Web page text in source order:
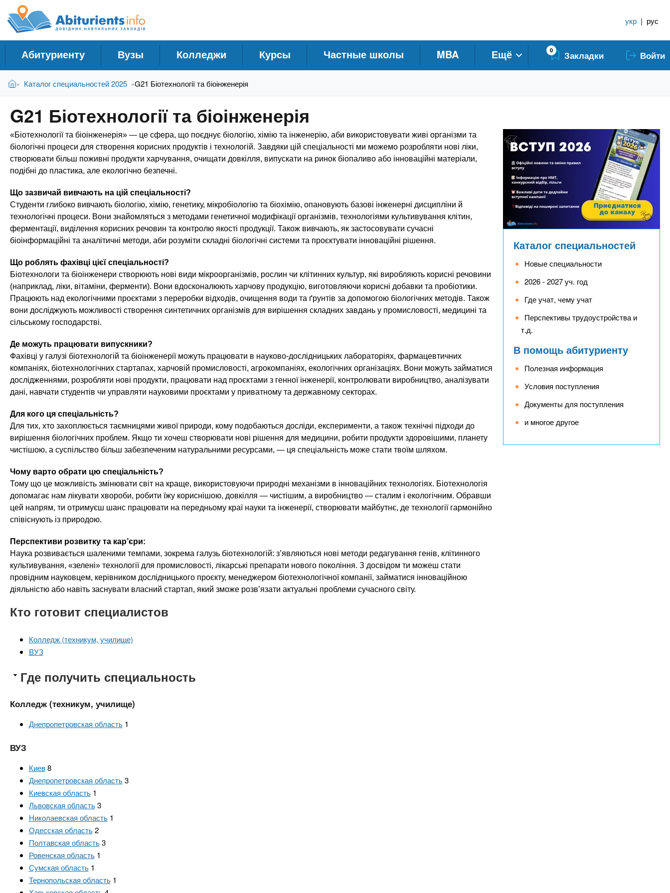
е
и
A
b
i
t
u
r
i
e
n
t
s
.
i
n
f
o
С
п
р
о
ч
и
к
У
ч
е
б
н
ы
х
з
а
в
е
д
е
н
и
й
укр | рус
Абитуриенту Вузы Колледжи Курсы Частные школы MBA Ещё 0 Закладки Войти
В
д
с
ь
Главная
» Каталог специальностей 2025 »G21 Біотехнології та біоінженерія
G21 Біотехнології та біоінженерія
«Біотехнології та біоінженерія» — це сфера, що поєднує біологію, хімію та інженерію, аби використовувати живі організми та
біологічні процеси для створення корисних продуктів і технологій. Завдяки цій спеціальності ми можемо розробляти нові ліки,
створювати більш поживні продукти харчування, очищати довкілля, випускати на ринок біопаливо або інноваційні матеріали,
подібні до пластика, але екологічно безпечні.
Що зазвичай вивчають на цій спеціальності?
Студенти глибоко вивчають біологію, хімію, генетику, мікробіологію та біохімію, опановують базові інженерні дисципліни й
технологічні процеси. Вони знайомляться з методами генетичної модифікації організмів, технологіями культивування клітин,
ферментації, виділення корисних речовин та контролю якості продукції. Також вивчають, як застосовувати сучасні
біоінформаційні та аналітичні методи, аби розуміти складні біологічні системи та проєктувати інноваційні рішення.
Що роблять фахівці цієї спеціальності?
Біотехнологи та біоінженери створюють нові види мікроорганізмів, рослин чи клітинних культур, які виробляють корисні речовини
(наприклад, ліки, вітаміни, ферменти). Вони вдосконалюють харчову продукцію, виготовляючи корисні добавки та пробіотики.
Працюють над екологічними проєктами з переробки відходів, очищення води та ґрунтів за допомогою біологічних методів. Також
вони досліджують можливості створення синтетичних організмів для вирішення складних завдань у промисловості, медицині та
сільському господарстві.
Де можуть працювати випускники?
Фахівці у галузі біотехнологій та біоінженерії можуть працювати в науково-дослідницьких лабораторіях, фармацевтичних
компаніях, біотехнологічних стартапах, харчовій промисловості, агрокомпаніях, екологічних організаціях. Вони можуть займатися
дослідженнями, розробляти нові продукти, працювати над проєктами з генної інженерії, контролювати виробництво, аналізувати
дані, навчати студентів чи управляти науковими проєктами у приватному та державному секторах.
Для кого ця спеціальність?
Для тих, хто захоплюється таємницями живої природи, кому подобаються досліди, експерименти, а також технічні підходи до
вирішення біологічних проблем. Якщо ти хочеш створювати нові рішення для медицини, робити продукти здоровішими, планету
чистішою, а суспільство більш забезпеченим натуральними ресурсами, — ця спеціальність може стати твоїм шляхом.
Чому варто обрати цю спеціальність?
Тому що це можливість змінювати світ на краще, використовуючи природні механізми в інноваційних технологіях. Біотехнологія
допомагає нам лікувати хвороби, робити їжу кориснішою, довкілля — чистішим, а виробництво — сталим і екологічним. Обравши
цей напрям, ти отримуєш шанс працювати на передньому краї науки та інженерії, створювати майбутнє, де технології гармонійно
співіснують із природою.
Перспективи розвитку та кар’єри:
Наука розвивається шаленими темпами, зокрема галузь біотехнологій: з’являються нові методи редагування генів, клітинного
культивування, «зелені» технології для промисловості, лікарські препарати нового покоління. З досвідом ти можеш стати
провідним науковцем, керівником дослідницького проєкту, менеджером біотехнологічної компанії, займатися інноваційною
діяльністю або навіть заснувати власний стартап, який зможе розв’язати актуальні проблеми сучасного світу.
Кто готовит специалистов
Колледж (техникум, училище)
ВУЗ
Где получить специальность
Колледж (техникум, училище)
Днепропетровская область 1
ВУЗ
Киев 8
Днепропетровская область 3
Киевская область 1
Львовская область 3
Николаевская область 1
Одесская область 2
Полтавская область 3
Ровенская область 1
Сумская область 1
Тернопольская область 1
Каталог специальностей
Новые специальности
2026 - 2027 уч. год
Где учат, чему учат
Перспективы трудоустройства и
т.д.
В помощь абитуриенту
Полезная информация
Условия поступления
Документы для поступления
и многое другое